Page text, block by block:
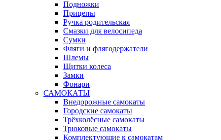
Подножки
Прицепы
Ручка родительская
Смазки для велосипеда
Сумки
Фляги и флягодержатели
Шлемы
Щитки колеса
Замки
Фонари
САМОКАТЫ
Внедорожные самокаты
Городские самокаты
Трёхколёсные самокаты
Трюковые самокаты
Комплектующие к самокатам